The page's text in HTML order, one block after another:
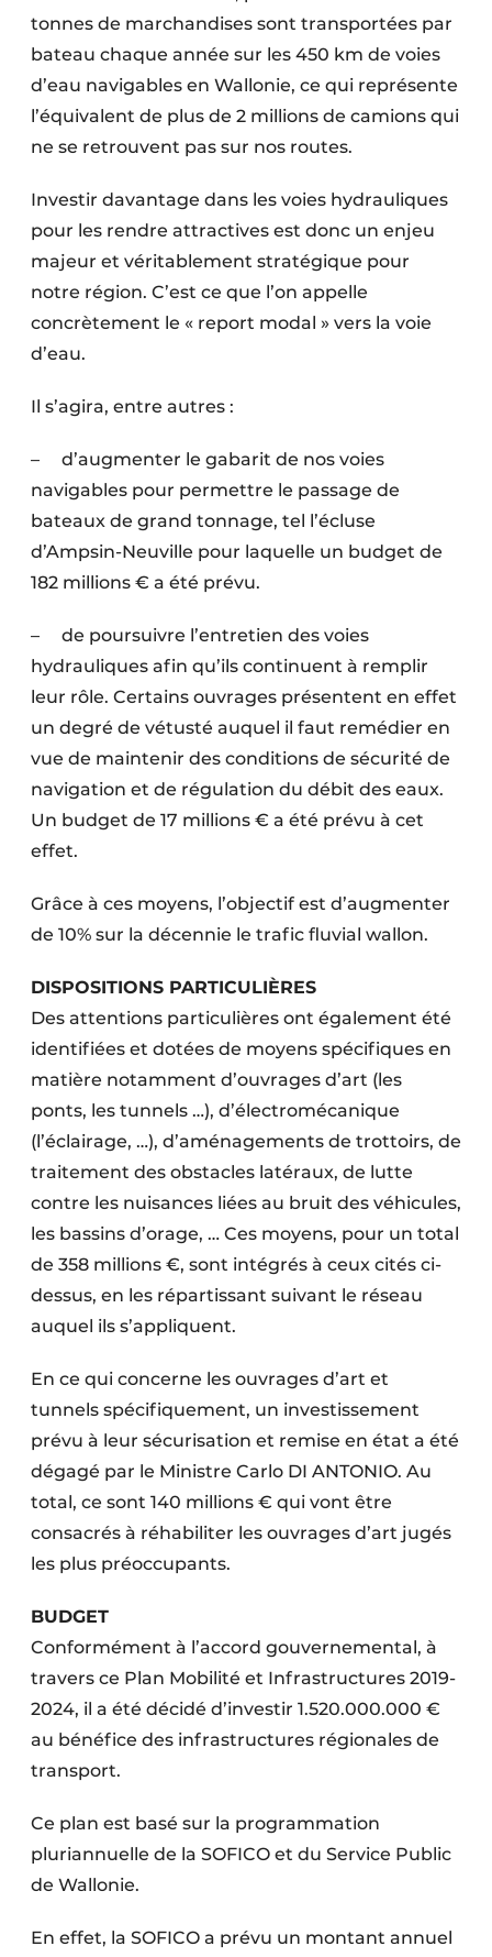
tonnes de marchandises sont transportées par
bateau chaque année sur les 450 km de voies
d’eau navigables en Wallonie, ce qui représente
l’équivalent de plus de 2 millions de camions qui
ne se retrouvent pas sur nos routes.
Investir davantage dans les voies hydrauliques
pour les rendre attractives est donc un enjeu
majeur et véritablement stratégique pour
notre région. C’est ce que l’on appelle
concrètement le « report modal » vers la voie
d’eau.
Il s’agira, entre autres :
– d’augmenter le gabarit de nos voies
navigables pour permettre le passage de
bateaux de grand tonnage, tel l’écluse
d’Ampsin-Neuville pour laquelle un budget de
182 millions € a été prévu.
– de poursuivre l’entretien des voies
hydrauliques afin qu’ils continuent à remplir
leur rôle. Certains ouvrages présentent en effet
un degré de vétusté auquel il faut remédier en
vue de maintenir des conditions de sécurité de
navigation et de régulation du débit des eaux.
Un budget de 17 millions € a été prévu à cet
effet.
Grâce à ces moyens, l’objectif est d’augmenter
de 10% sur la décennie le trafic fluvial wallon.
DISPOSITIONS PARTICULIÈRES
Des attentions particulières ont également été
identifiées et dotées de moyens spécifiques en
matière notamment d’ouvrages d’art (les
ponts, les tunnels …), d’électromécanique
(l’éclairage, …), d’aménagements de trottoirs, de
traitement des obstacles latéraux, de lutte
contre les nuisances liées au bruit des véhicules,
les bassins d’orage, … Ces moyens, pour un total
de 358 millions €, sont intégrés à ceux cités ci-
dessus, en les répartissant suivant le réseau
auquel ils s’appliquent.
En ce qui concerne les ouvrages d’art et
tunnels spécifiquement, un investissement
prévu à leur sécurisation et remise en état a été
dégagé par le Ministre Carlo DI ANTONIO. Au
total, ce sont 140 millions € qui vont être
consacrés à réhabiliter les ouvrages d’art jugés
les plus préoccupants.
BUDGET
Conformément à l’accord gouvernemental, à
travers ce Plan Mobilité et Infrastructures 2019-
2024, il a été décidé d’investir 1.520.000.000 €
au bénéfice des infrastructures régionales de
transport.
Ce plan est basé sur la programmation
pluriannuelle de la SOFICO et du Service Public
de Wallonie.
En effet, la SOFICO a prévu un montant annuel